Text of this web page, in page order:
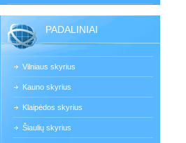
PADALINIAI
Vilniaus skyrius
Kauno skyrius
Klaipėdos skyrius
Šiaulių skyrius